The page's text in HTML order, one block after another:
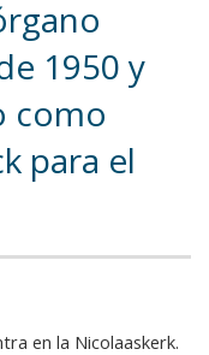
1950 y
como
para el
en la Nicolaaskerk.